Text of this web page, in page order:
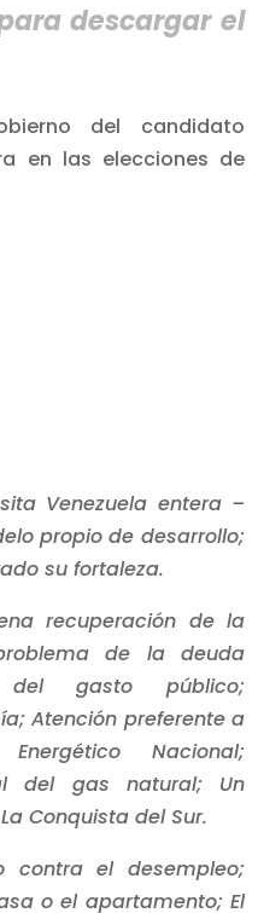
descargar el
del candidato
en las elecciones de
Venezuela entera –
propio de desarrollo;
su fortaleza.
recuperación de la
de la deuda
del gasto público;
Atención preferente a
Nacional;
del gas natural; Un
Conquista del Sur.
contra el desempleo;
o el apartamento; El